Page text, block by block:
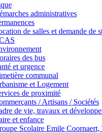
administratives
de salles et demande de
des bus
et urgence
communal
et Logement
de proximité
/ Artisans / Sociétés
de vie, travaux et
et enfance
Scolaire Emile Coornaert,